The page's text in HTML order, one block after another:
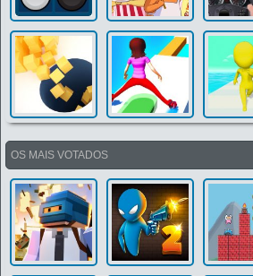
OS MAIS VOTADOS